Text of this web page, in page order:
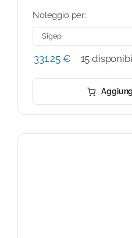
Noleggio per:
331,25 € 15